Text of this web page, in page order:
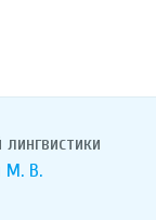
М. В.